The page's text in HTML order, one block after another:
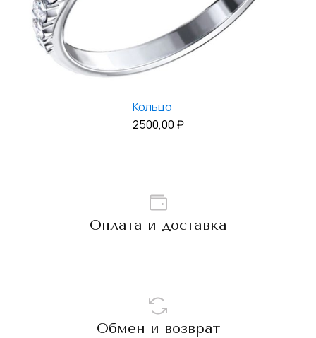
Кольцо
2500,00 ₽
Оплата и доставка
Обмен и возврат